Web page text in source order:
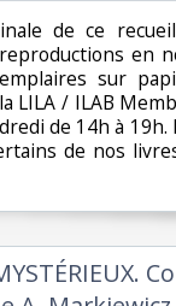
de ce
en
sur
LILA / ILAB
de 14h à
de nos